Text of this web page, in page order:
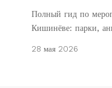
Полный гид по
Кишинёве: парки,
28 мая 2026